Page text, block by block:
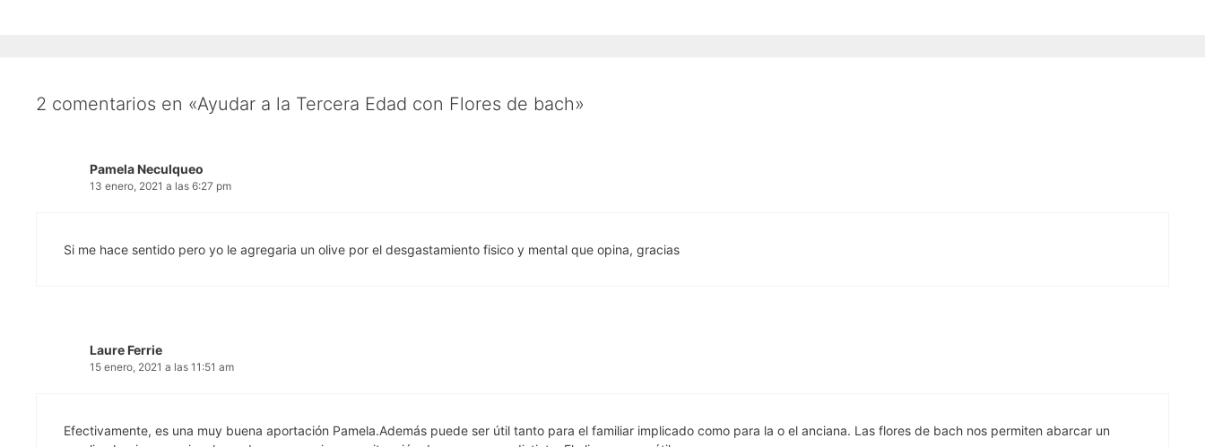
2 comentarios en «Ayudar a la Tercera Edad con Flores de bach»
Pamela Neculqueo
13 enero, 2021 a las 6:27 pm
Si me hace sentido pero yo le agregaria un olive por el desgastamiento fisico y mental que opina, gracias
Laure Ferrie
15 enero, 2021 a las 11:51 am
Efectivamente, es una muy buena aportación Pamela.Además puede ser útil tanto para el familiar implicado como para la o el anciana. Las flores de bach nos permiten abarcar un